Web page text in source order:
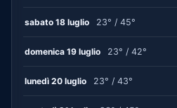
sabato 18 luglio 23° / 45°
domenica 19 luglio 23° / 42°
lunedì 20 luglio 23° / 43°